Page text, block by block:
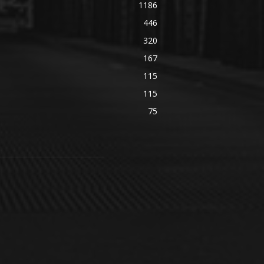
1186
446
320
167
115
115
75